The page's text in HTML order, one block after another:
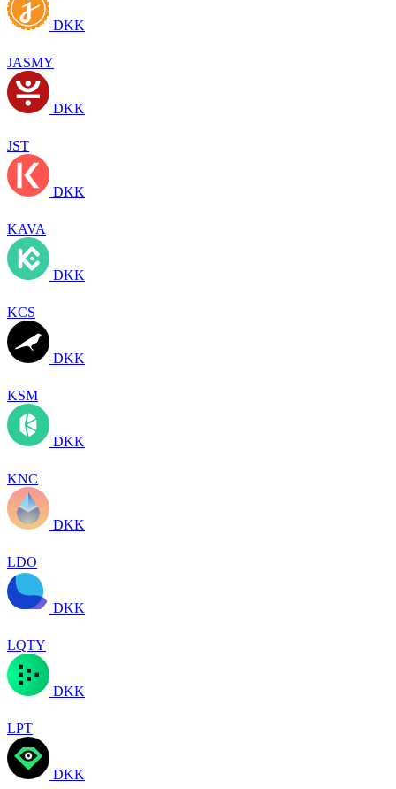
DKK
JASMY
DKK
JST
DKK
KAVA
DKK
KCS
DKK
KSM
DKK
KNC
DKK
LDO
DKK
LQTY
DKK
LPT
DKK